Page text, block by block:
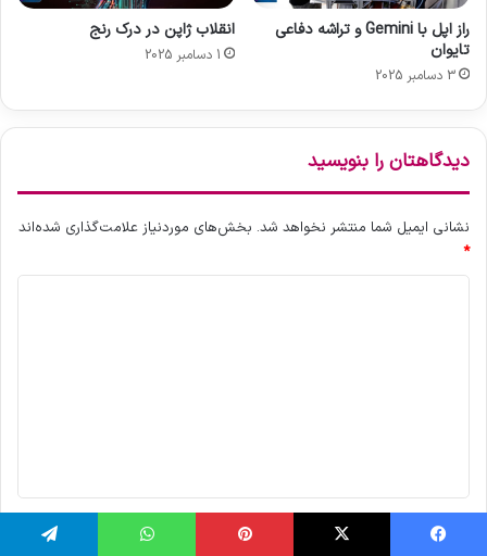
راز اپل با Gemini و تراشه دفاعی
تایوان
3 دسامبر 2025
انقلاب ژاپن در درک رنج
1 دسامبر 2025
دیدگاهتان را بنویسید
نشانی ایمیل شما منتشر نخواهد شد. بخش‌های موردنیاز علامت‌گذاری شده‌اند
*
*